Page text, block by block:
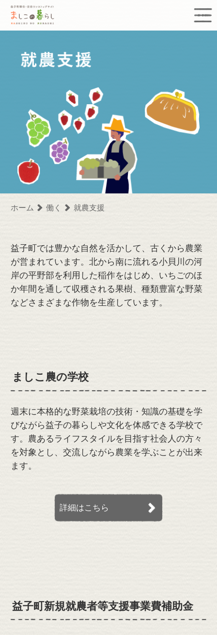
益子町移住定住ワンストップサイト ま
ホーム 働く 就農支援
益子町では豊かな自然を活かして、古くから農業
が営まれています。北から南に流れる小貝川の河
岸の平野部を利用した稲作をはじめ、いちごのほ
か年間を通して収穫される果樹、種類豊富な野菜
などさまざまな作物を生産しています。
ましこ農の学校
週末に本格的な野菜栽培の技術・知識の基礎を学
びながら益子の暮らしや文化を体感できる学校で
す。農あるライフスタイルを目指す社会人の方々
を対象とし、交流しながら農業を学ぶことが出来
ます。
詳細はこちら
益子町新規就農者等支援事業費補助金